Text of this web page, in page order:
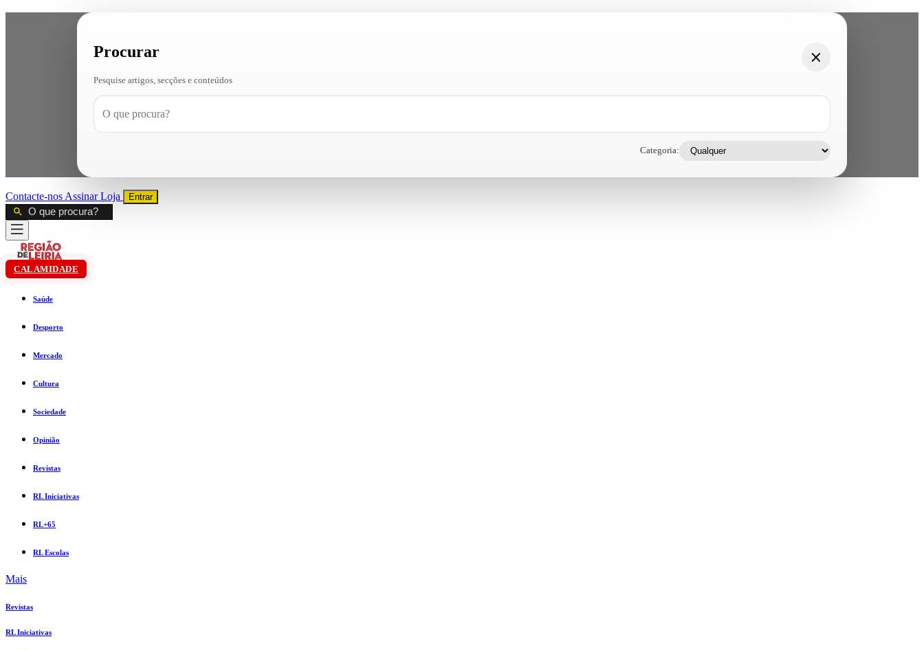
Procurar
Pesquise artigos, secções e conteúdos
Categoria:
Contacte-nos AssinarLoja Entrar
CALAMIDADE
Saúde
Desporto
Mercado
Cultura
Sociedade
Opinião
Revistas
RL Iniciativas
RL+65
RL Escolas
Mais
Revistas
RL Iniciativas